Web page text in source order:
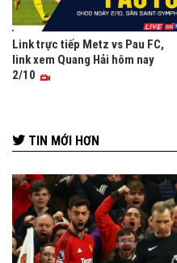
Link trực tiếp Metz vs Pau FC,
link xem Quang Hải hôm nay
2/10
TIN MỚI HƠN